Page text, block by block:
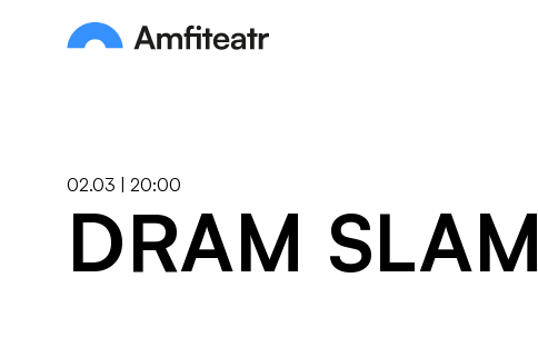
Amfiteatr. Miejski Ośrodek Kultury
02.03 | 20:00
DRAM SLAM